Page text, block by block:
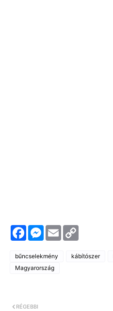
F
a
e
b
o
M
e
s
e
n
E
m
y
L
bűncselekmény kábítószer
Magyarország
RÉGEBBI